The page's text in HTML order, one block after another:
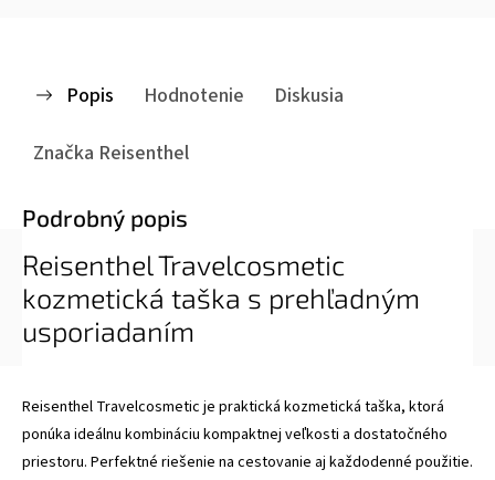
Popis Hodnotenie
Diskusia
Značka Reisenthel
Podrobný popis
Reisenthel Travelcosmetic
kozmetická taška s prehľadným
usporiadaním
Reisenthel Travelcosmetic je praktická kozmetická taška, ktorá
ponúka ideálnu kombináciu kompaktnej veľkosti a dostatočného
priestoru. Perfektné riešenie na cestovanie aj každodenné použitie.